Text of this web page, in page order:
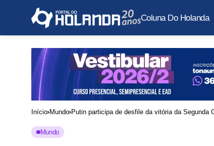
Coluna Do Holanda
Início Mundo Putin participa de desfile da vitória da Segunda
Mundo